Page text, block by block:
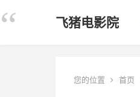
飞猪电影院
您的位置 首页